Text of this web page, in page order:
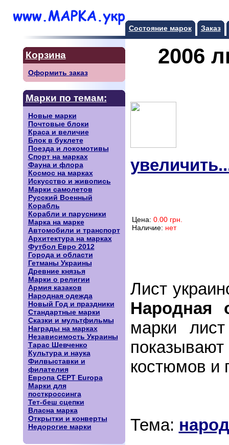
Состояние марок Заказ
Корзина
Оформить заказ
Марки по темам:
Новые марки
Почтовые блоки
Краса и величие
Блок в буклете
Поезда и локомотивы
Спорт на марках
Фауна и флора
Космос на марках
Искусство и живопись
Марки самолетов
Русский Военный
Корабль
Корабли и парусники
Марка на марке
Автомобили и транспорт
Архитектура на марках
Футбол Евро 2012
Города и области
Гетманы Украины
Древние князья
Марки о религии
Армия казаков
Народная одежда
Новый Год и праздники
Стандартные марки
Сказки и мультфильмы
Награды на марках
Независимость Украины
Тарас Шевченко
Культура и наука
Филвыставки и
филателия
Европа CEPT Europa
Марки для
посткроссинга
Тет-беш сцепки
Власна марка
Открытки и конверты
Недорогие марки
2006
Цена: 0.00 грн.
Наличие: нет
Лист
Народная
марки
костюмов и
Тема: